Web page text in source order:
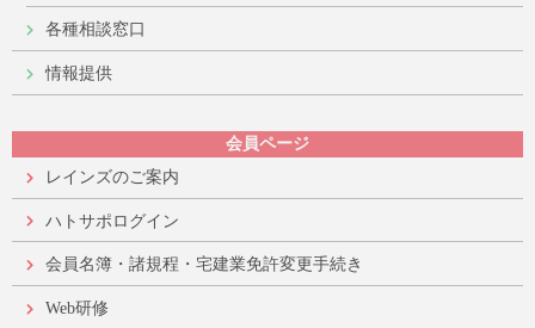
各種相談窓口
情報提供
会員ページ
レインズのご案内
ハトサポログイン
会員名簿・諸規程・宅建業免許変更手続き
Web研修